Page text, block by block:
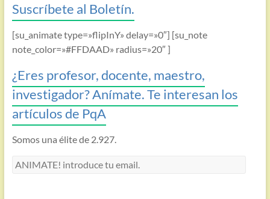
Suscríbete al Boletín.
[su_animate type=»flipInY» delay=»0″] [su_note
note_color=»#FFDAAD» radius=»20″ ]
¿Eres profesor, docente, maestro,
investigador? Anímate. Te interesan los
artículos de PqA
Somos una élite de 2.927.
ANIMATE!